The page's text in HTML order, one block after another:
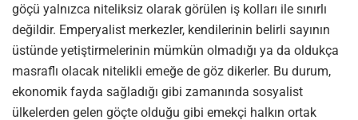
göçü yalnızca niteliksiz olarak görülen iş kolları ile sınırlı
değildir. Emperyalist merkezler, kendilerinin belirli sayının
üstünde yetiştirmelerinin mümkün olmadığı ya da oldukça
masraflı olacak nitelikli emeğe de göz dikerler. Bu durum,
ekonomik fayda sağladığı gibi zamanında sosyalist
ülkelerden gelen göçte olduğu gibi emekçi halkın ortak